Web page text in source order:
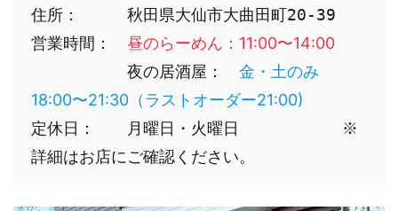
住所：　　　秋田県大仙市大曲田町20-39
営業時間： 昼のらーめん：11:00〜14:00
夜の居酒屋： 金・土のみ
18:00〜21:30（ラストオーダー21:00)
定休日：　　月曜日・火曜日    　　　　※
詳細はお店にご確認ください。